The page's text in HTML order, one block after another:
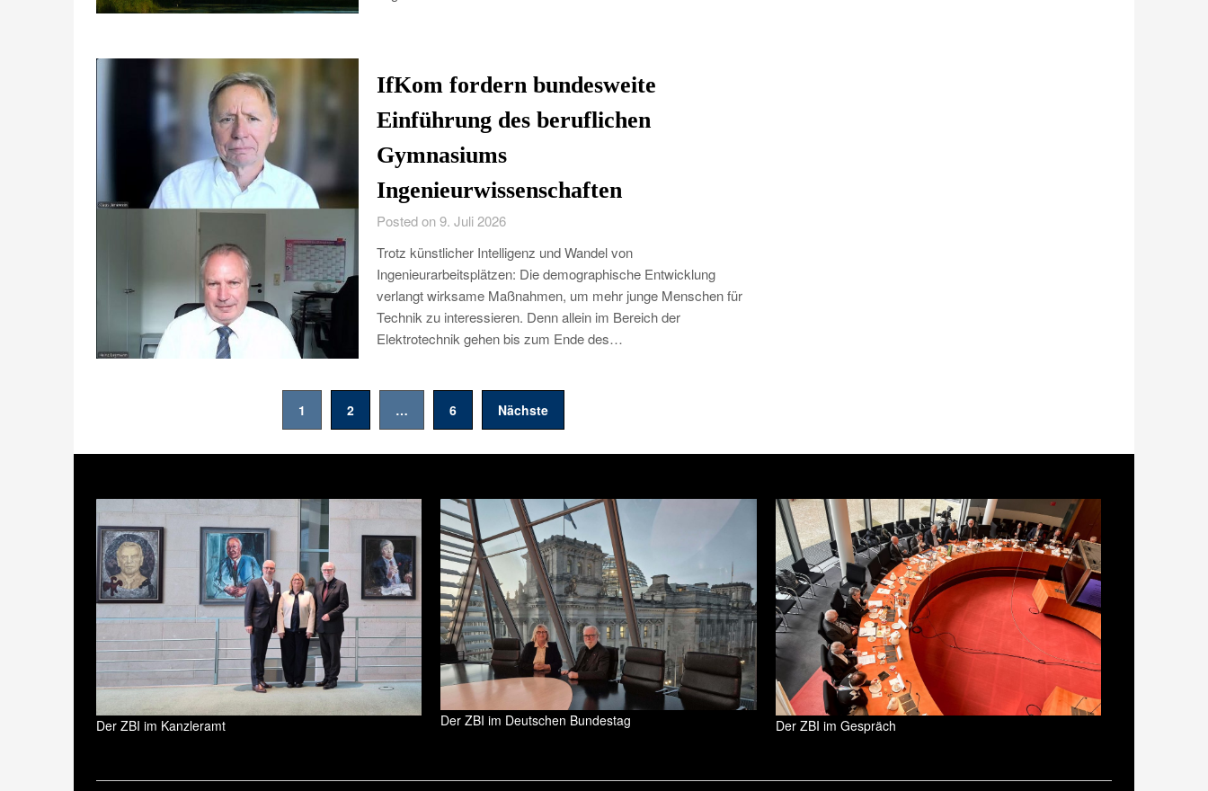
IfKom fordern bundesweite
Einführung des beruflichen
Gymnasiums
Ingenieurwissenschaften
Posted on 9. Juli 2026
Trotz künstlicher Intelligenz und Wandel von
Ingenieurarbeitsplätzen: Die demographische Entwicklung
verlangt wirksame Maßnahmen, um mehr junge Menschen für
Technik zu interessieren. Denn allein im Bereich der
Elektrotechnik gehen bis zum Ende des…
1 2 … 6 Nächste
Der ZBI im Kanzleramt Der ZBI im Deutschen Bundestag Der ZBI im Gespräch